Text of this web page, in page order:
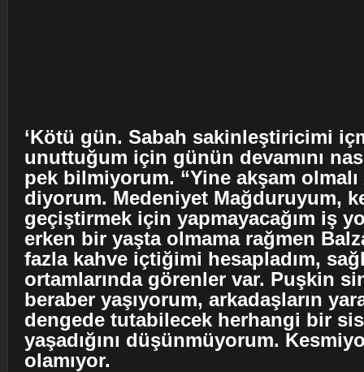
‘Kötü gün. Sabah sakinleştiricimi
unuttuğum için günün devamını
pek bilmiyorum. “Yine akşam olmalı
diyorum. Medeniyet Mağduruyum,
geçiştirmek için yapmayacağım iş
erken bir yaşta olmama rağmen
fazla kahve içtiğimi hesapladım,
ortamlarında görenler var. Puşkin
beraber yaşıyorum, arkadaşların
dengede tutabilecek herhangi bir
yaşadığını düşünmüyorum.
olamıyor.